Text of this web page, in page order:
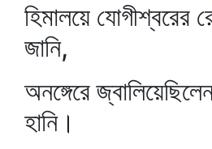
হিমালয়ে যোগীশ্বরের
জানি,
অনঙ্গেরে
হানি।